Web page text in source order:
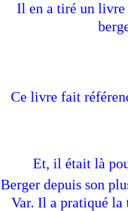
Il en a tiré un livre
Ce livre fait
Et, il était là
Berger depuis son
Var. Il a pratiqué la